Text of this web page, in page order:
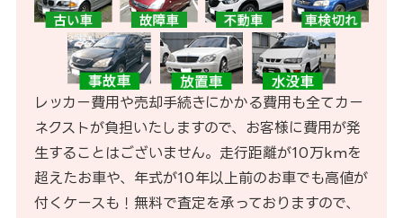
レッカー費用や売却手続きにかかる費用も全てカー
ネクストが負担いたしますので、お客様に費用が発
生することはございません。走行距離が10万kmを
超えたお車や、年式が10年以上前のお車でも高値が
付くケースも！無料で査定を承っておりますので、